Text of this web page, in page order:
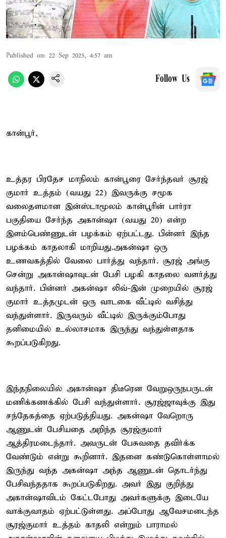
Published on: 22 Sep 2025, 4:57 am
Follow Us
கான்பூர்,
உத்தர பிரதேச மாநிலம் கான்பூரை சேர்ந்தவர் சூரஜ்
குமார் உத்தம் (வயது 22) இவருக்கு சமூக
வலைதளமான இன்ஸ்டாமூலம் கான்பூரின் பார்ரா
பகுதியை சேர்ந்த அகான்ஷா (வயது 20) என்ற
இளம்பெண்ணுடன் பழக்கம் ஏற்பட்டது. பின்னர் இந்த
பழக்கம் காதலாகி மாறியது.அகன்ஷா ஒரு
உணவகத்தில் வேலை பார்த்து வந்தார். சூரஜ் அங்கு
சென்று அகான்ஷாவுடன் பேசி பழகி காதலை வளர்த்து
வந்தார். பின்னர் அகன்ஷா லிவ்-இன் முறையில் சூரஜ்
குமார் உத்தமுடன் ஒரு வாடகை வீட்டில் வசித்து
வந்துள்ளார். இருவரும் வீட்டில் இருக்கும்போது
தனிமையில் உல்லாசமாக இருந்து வந்துள்ளதாக
கூறப்படுகிறது.
இந்தநிலையில் அகான்ஷா திடீரென வேறுஒருநபருடன்
மணிக்கணக்கில் பேசி வந்துள்ளார். சூரஜ்ஜாவுக்கு இது
சந்தேகத்தை ஏற்படுத்தியது. அகன்ஷா வேறொரு
ஆணுடன் பேசியதை அறிந்த சூரஜ்குமார்
ஆத்திரமடைந்தார். அவருடன் பேசுவதை தவிர்க்க
வேண்டும் என்று கூறினார். இதனை கண்டுகொள்ளாமல்
இருந்து வந்த அகன்ஷா அந்த ஆணுடன் தொடர்ந்து
பேசிவந்ததாக கூறப்படுகிறது. அவர் இது குறித்து
அகான்ஷாவிடம் கேட்டபோது அவர்களுக்கு இடையே
வாக்குவாதம் ஏற்பட்டுள்ளது. அப்போது ஆவேசமடைந்த
சூரஜ்குமார் உத்தம் காதலி என்றும் பாராமல்